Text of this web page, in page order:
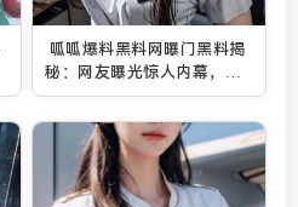
呱呱爆料黑料网曝门黑料揭
秘：网友曝光惊人内幕，背
后真相令人震惊